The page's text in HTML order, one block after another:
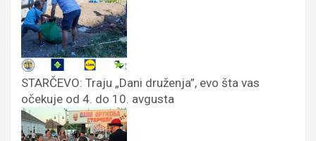
STARČEVO: Traju „Dani druženja”, evo šta vas
očekuje od 4. do 10. avgusta